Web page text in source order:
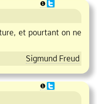
❶
et pourtant on ne
Sigmund Freud
❶